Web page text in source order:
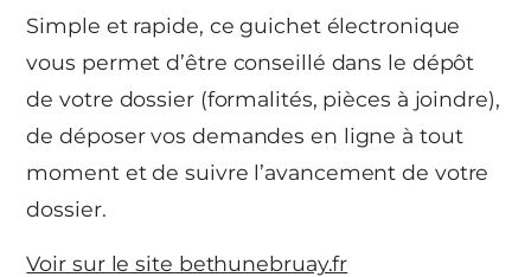
Simple et rapide, ce guichet électronique
vous permet d’être conseillé dans le dépôt
de votre dossier (formalités, pièces à joindre),
de déposer vos demandes en ligne à tout
moment et de suivre l’avancement de votre
dossier.
Voir sur le site bethunebruay.fr